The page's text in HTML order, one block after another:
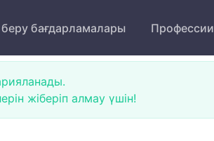
беру бағдарламалары Профессии
жіберіп алмау үшін!